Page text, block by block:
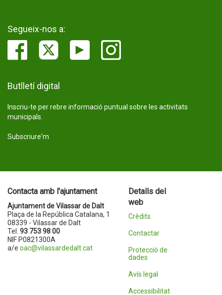
Segueix-nos a:
Butlletí digital
Inscriu-te per rebre informació puntual sobre les activitats
municipals.
Subscriure'm
Contacta amb l'ajuntament
Ajuntament de Vilassar de Dalt
Plaça de la República Catalana, 1
08339 - Vilassar de Dalt
Tel. 93 753 98 00
NIF P0821300A
a/e oac@vilassardedalt.cat
Detalls del
web
Crèdits
Contactar
Protecció de
dades
Avís legal
Accessibilitat